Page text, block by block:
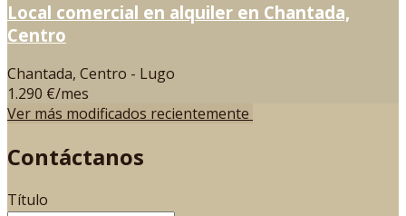
Local comercial en alquiler en Chantada,
Centro
Chantada, Centro - Lugo
1.290 €/mes
Ver más modificados recientemente
Contáctanos
Título